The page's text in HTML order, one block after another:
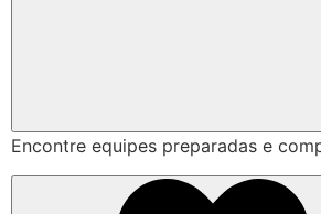
Encontre equipes preparadas e